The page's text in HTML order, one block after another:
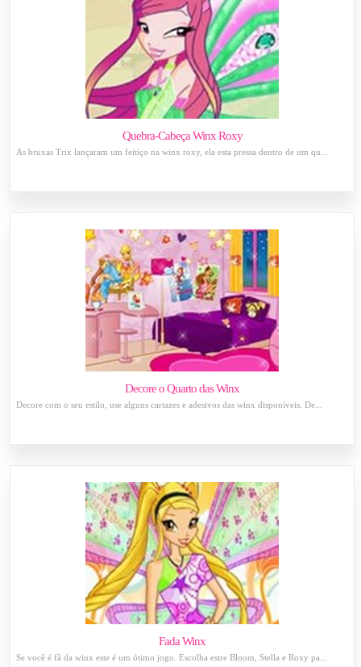
Quebra-Cabeça Winx Roxy
As bruxas Trix lançaram um feitiço na winx roxy, ela esta pressa dentro de um qu...
Decore o Quarto das Winx
Decore com o seu estilo, use alguns cartazes e adesivos das winx disponíveis. De...
Fada Winx
Se você é fã da winx este é um ótimo jogo. Escolha estre Bloom, Stella e Roxy pa...